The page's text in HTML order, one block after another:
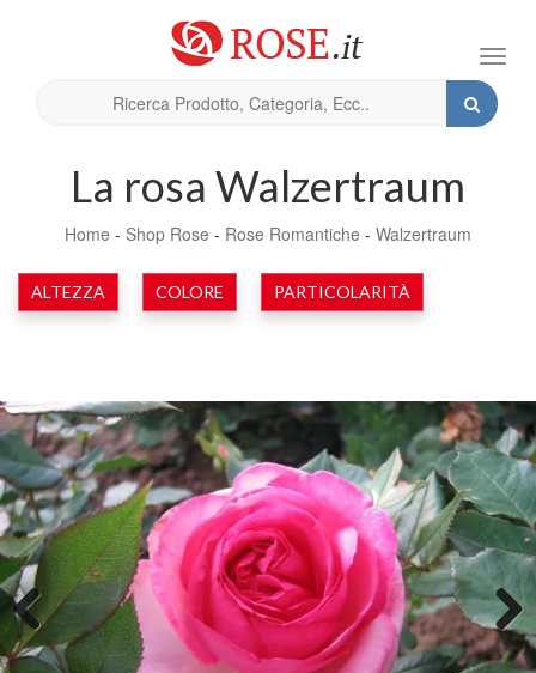
La rosa Walzertraum
Home - Shop Rose - Rose Romantiche - Walzertraum
ALTEZZA COLORE PARTICOLARITÀ
Previous Next